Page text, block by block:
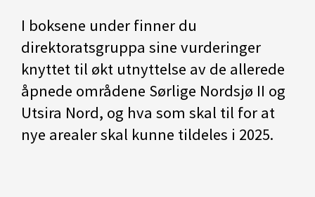
I boksene under finner du
direktoratsgruppa sine vurderinger
knyttet til økt utnyttelse av de allerede
åpnede områdene Sørlige Nordsjø II og
Utsira Nord, og hva som skal til for at
nye arealer skal kunne tildeles i 2025.